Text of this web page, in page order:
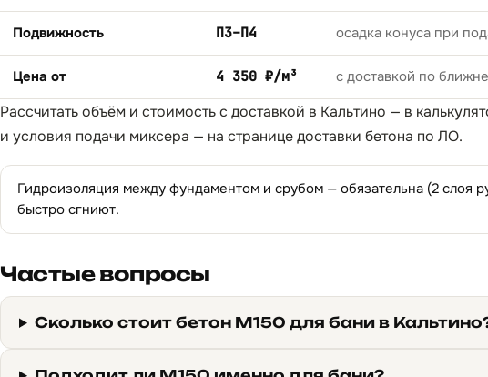
Подвижность П3–П4 осадка конуса при
Цена от 4 350 ₽/м³ с доставкой по
Рассчитать объём и стоимость с доставкой в Кальтино — в
и условия подачи миксера — на страницедоставки бетона по ЛО.
Гидроизоляция между фундаментом и срубом — обязательна (2 слоя
быстро сгниют.
Частые вопросы
Сколько стоит бетон М150 для бани в